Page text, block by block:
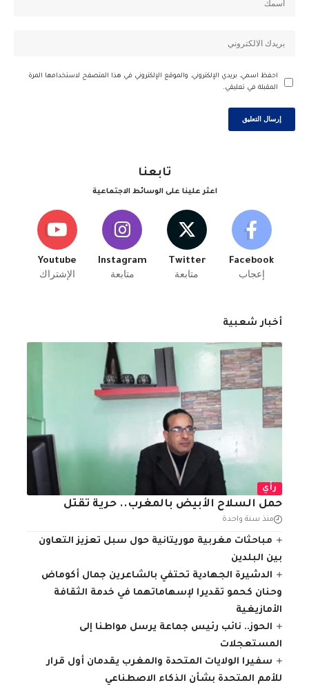
احفظ اسمي، بريدي الإلكتروني، والموقع الإلكتروني في هذا المتصفح لاستخدامها المرة
المقبلة في تعليقي.
تابعنا
اعثر علينا على الوسائط الاجتماعية
Facebook
إعجاب
Twitter
متابعة
Instagram
متابعة
Youtube
الإشتراك
أخبار شعبية
رأي
حمل السلاح الأبيض بالمغرب.. حرية تقتل
منذ سنة واحدة
مباحثات مغربية موريتانية حول سبل تعزيز التعاون
بين البلدين
الدشيرة الجهادية تحتفي بالشاعرين جمال أكوماض
وحنان كحمو تقديرا لإسهاماتهما في خدمة الثقافة
الأمازيغية
الحوز.. نائب رئيس جماعة يرسل مواطنا إلى
المستعجلات
سفيرا الولايات المتحدة والمغرب يقدمان أول قرار
للأمم المتحدة بشأن الذكاء الاصطناعي